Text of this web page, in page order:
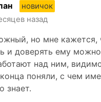
новичок
назад
но мне кажется,
и доверять ему
над ним,
поняли, с чем
знает.